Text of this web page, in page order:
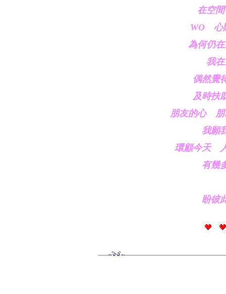
在空間
WO　心
為何仍在
我在
偶然覺
及時扶
朋友的心　朋
我願
環顧今天　
有幾
盼彼